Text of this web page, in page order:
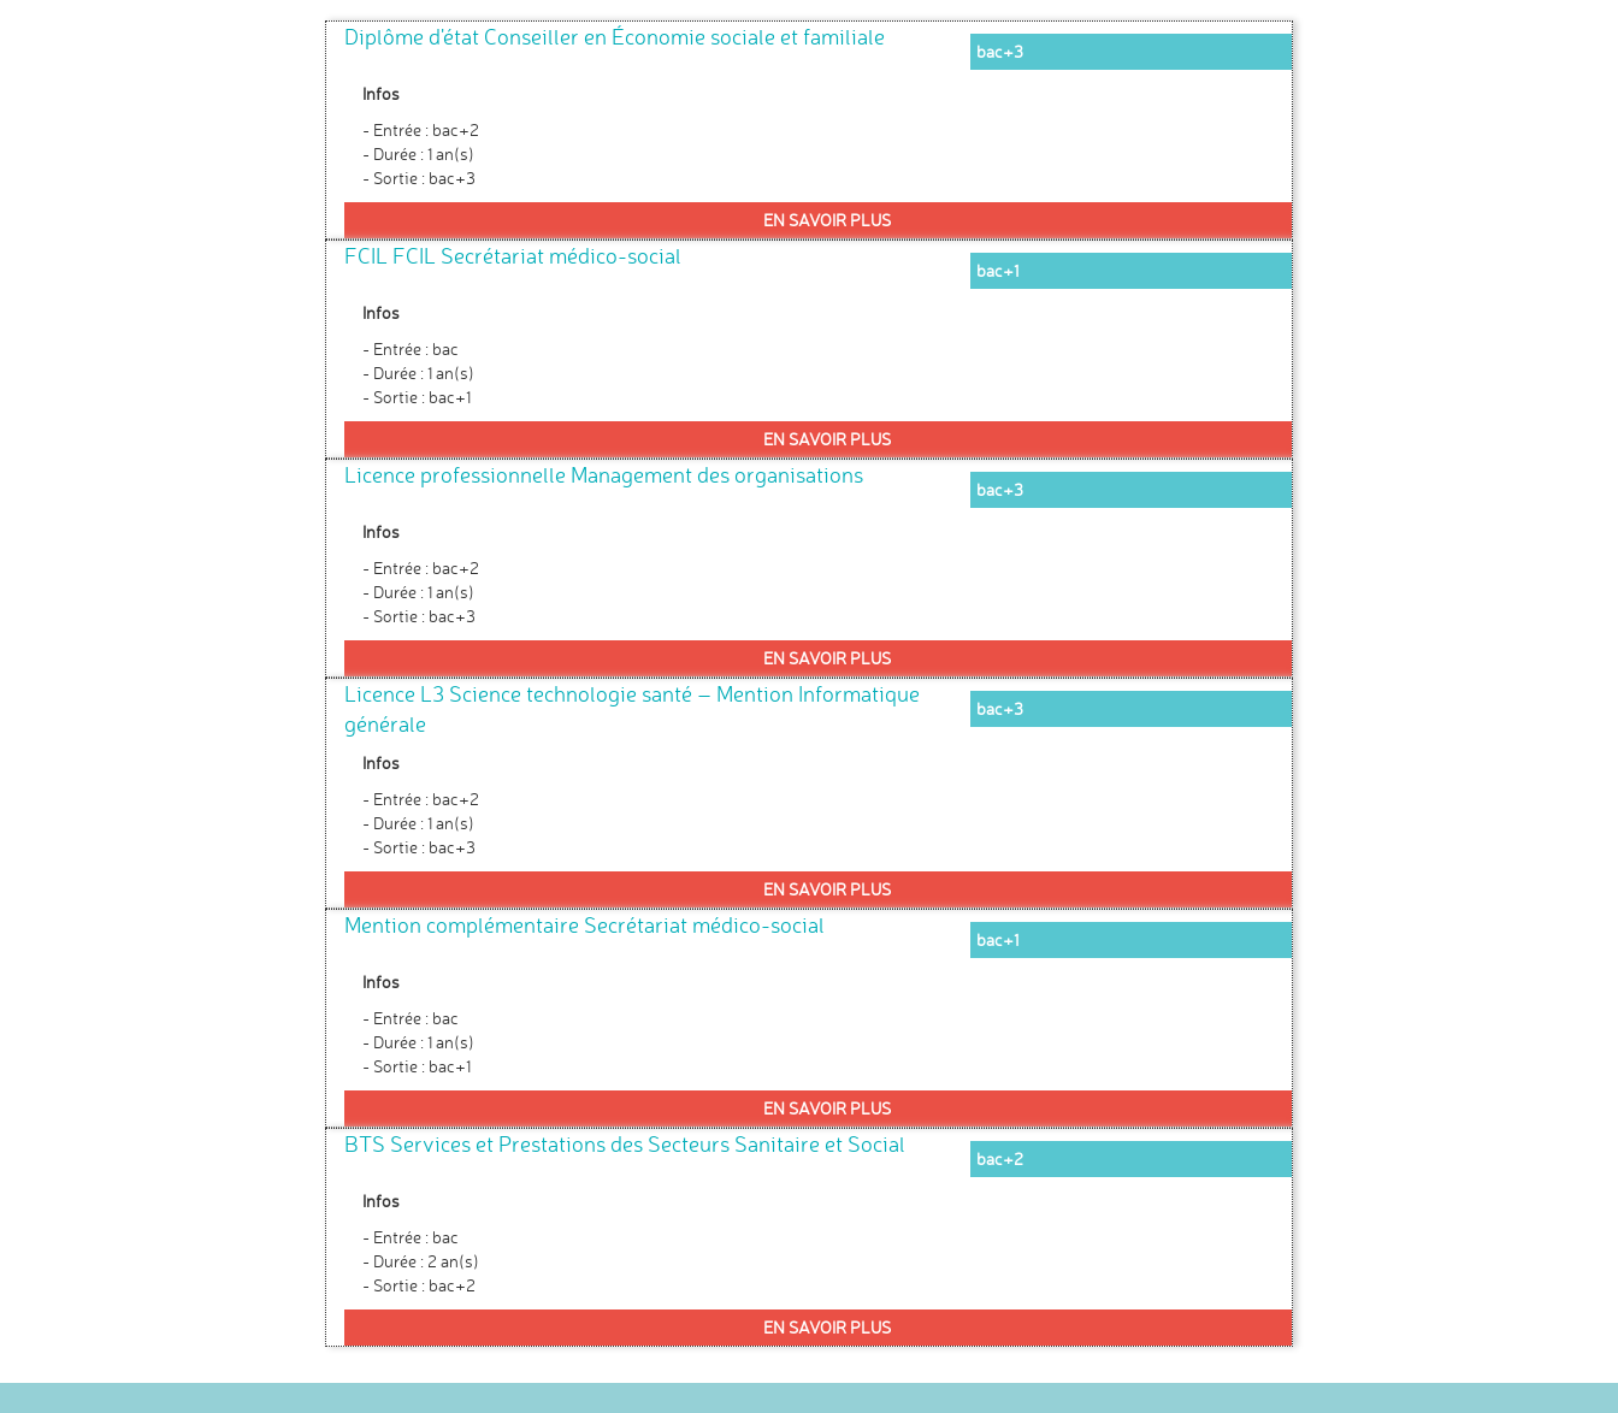
Diplôme d'état Conseiller en Économie sociale et familiale
bac+3
Infos
- Entrée : bac+2
- Durée : 1 an(s)
- Sortie : bac+3
EN SAVOIR PLUS
FCIL FCIL Secrétariat médico-social
bac+1
Infos
- Entrée : bac
- Durée : 1 an(s)
- Sortie : bac+1
EN SAVOIR PLUS
Licence professionnelle Management des organisations
bac+3
Infos
- Entrée : bac+2
- Durée : 1 an(s)
- Sortie : bac+3
EN SAVOIR PLUS
Licence L3 Science technologie santé – Mention Informatique
générale
bac+3
Infos
- Entrée : bac+2
- Durée : 1 an(s)
- Sortie : bac+3
EN SAVOIR PLUS
Mention complémentaire Secrétariat médico-social
bac+1
Infos
- Entrée : bac
- Durée : 1 an(s)
- Sortie : bac+1
EN SAVOIR PLUS
BTS Services et Prestations des Secteurs Sanitaire et Social
bac+2
Infos
- Entrée : bac
- Durée : 2 an(s)
- Sortie : bac+2
EN SAVOIR PLUS